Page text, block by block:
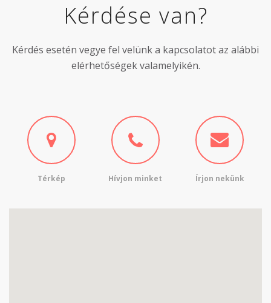
Kérdése van?
Kérdés esetén vegye fel velünk a kapcsolatot az alábbi
elérhetőségek valamelyikén.
Térkép Hívjon minket Írjon nekünk